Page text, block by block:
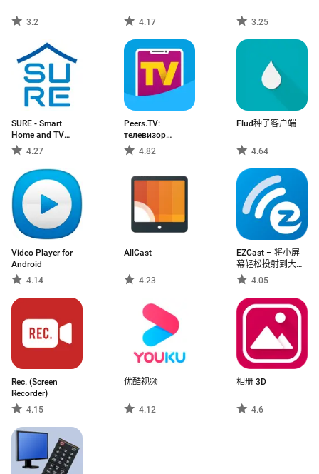
3.2 4.17 3.25
SURE - Smart
Home and TV
Unive4.27
Peers.TV:
телевизор
ОНЛАЙН ТВ
4.82
Flud种子客户端
4.64
Video Player for
Android
4.14
AllCast
4.23
EZCast – 将小屏
幕轻松投射到大屏
电视 4.05
Rec. (Screen
Recorder)
4.15
优酷视频
4.12
相册 3D
4.6